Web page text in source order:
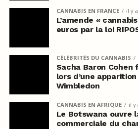
CANNABIS EN FRANCE il y
L’amende «
euros par la loi
CÉLÉBRITÉS DU CANNABIS
Sacha Baron Cohen
lors d’une
Wimbledon
CANNABIS EN AFRIQUE il y
Le Botswana ouvre
commerciale du